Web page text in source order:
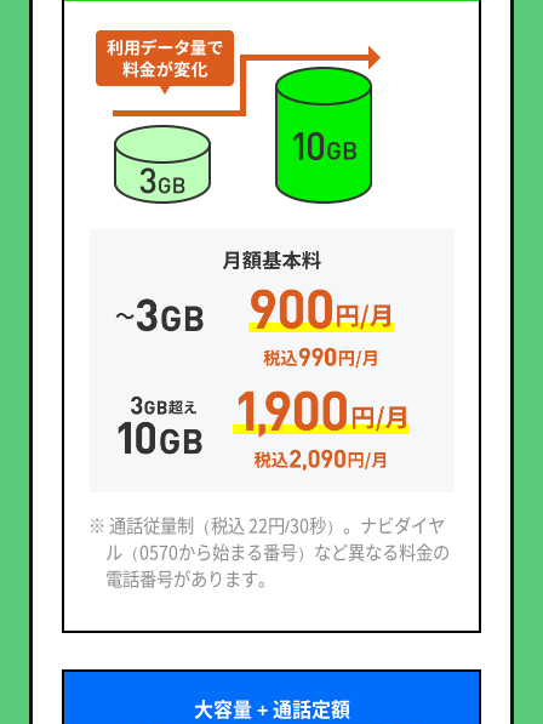
※ 通話従量制（税込 22円/30秒）。ナビダイヤ
ル（0570から始まる番号）など異なる料金の
電話番号があります。
大容量 + 通話定額